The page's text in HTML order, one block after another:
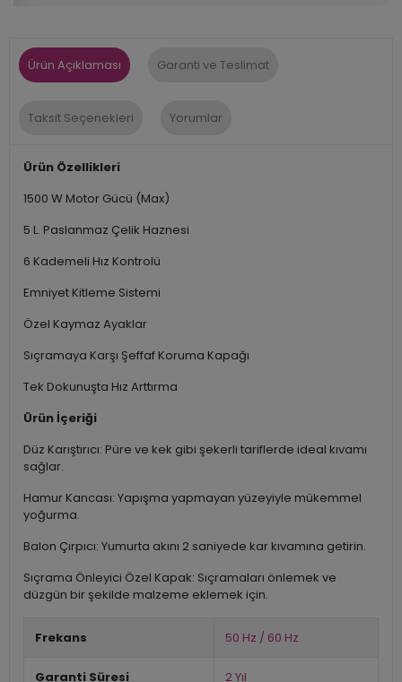
Ürün Açıklaması Garanti ve Teslimat
Taksit Seçenekleri Yorumlar
Ürün Özellikleri
1500 W Motor Gücü (Max)
5 L. Paslanmaz Çelik Haznesi
6 Kademeli Hız Kontrolü
Emniyet Kitleme Sistemi
Özel Kaymaz Ayaklar
Sıçramaya Karşı Şeffaf Koruma Kapağı
Tek Dokunuşta Hız Arttırma
Ürün İçeriği
Düz Karıştırıcı: Püre ve kek gibi şekerli tariflerde ideal kıvamı
sağlar.
Hamur Kancası: Yapışma yapmayan yüzeyiyle mükemmel
yoğurma.
Balon Çırpıcı: Yumurta akını 2 saniyede kar kıvamına getirin.
Sıçrama Önleyici Özel Kapak: Sıçramaları önlemek ve
düzgün bir şekilde malzeme eklemek için.
Frekans 50 Hz / 60 Hz
Garanti Süresi 2 Yıl